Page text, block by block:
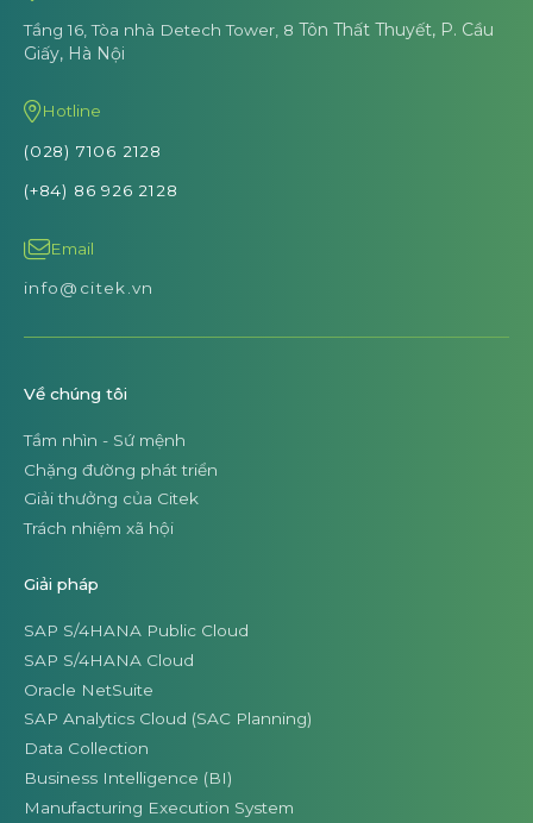
Tầng 16, Tòa nhà Detech Tower, 8 Tôn Thất Thuyết, P. Cầu
Giấy, Hà Nội
Hotline
(028) 7106 2128
(+84) 86 926 2128
Email
info@citek.vn
Về chúng tôi
Tầm nhìn - Sứ mệnh
Chặng đường phát triển
Giải thưởng của Citek
Trách nhiệm xã hội
Giải pháp
SAP S/4HANA Public Cloud
SAP S/4HANA Cloud
Oracle NetSuite
SAP Analytics Cloud (SAC Planning)
Data Collection
Business Intelligence (BI)
Manufacturing Execution System